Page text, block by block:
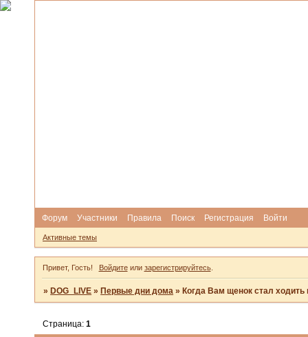
Форум Участники Правила Поиск Регистрация Войти
Активные темы
Привет, Гость! Войдитеили зарегистрируйтесь.
»DOG_LIVE »Первые дни дома »Когда Вам щенок стал ходить
Страница:1